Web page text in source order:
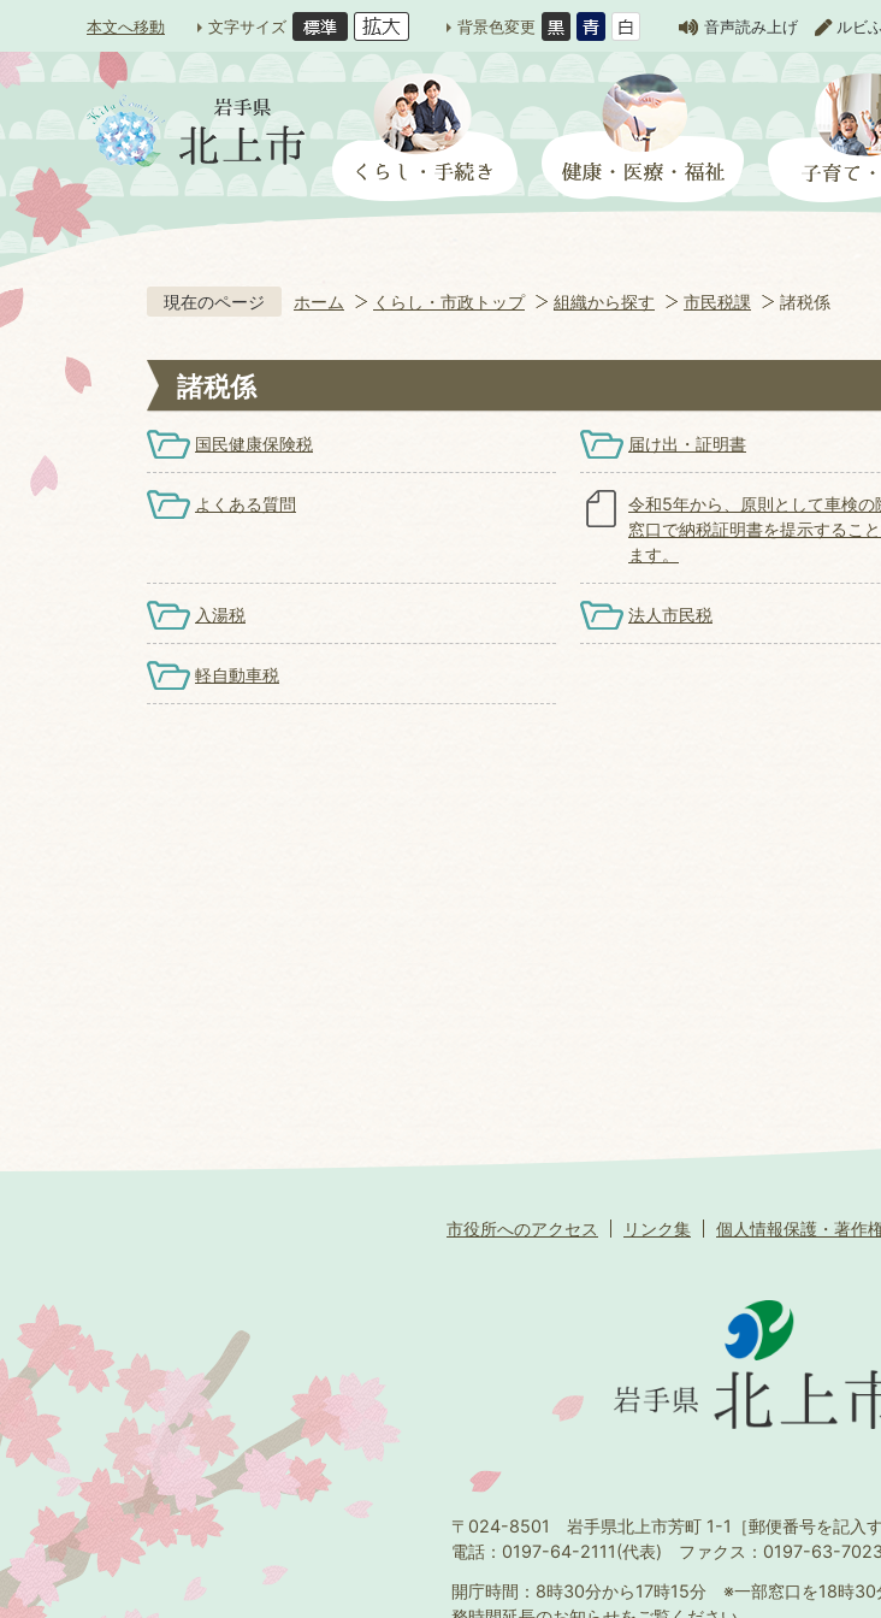
本文へ移動 文字サイズ 背景色変更 音声読み上げ ルビ
現在のページ ホーム くらし・市政トップ 組織から探す 市民税課 諸税係
諸税係
国民健康保険税 届け出・証明書
よくある質問
令和5年から、原則として車検の
窓口で納税証明書を提示するこ
ます。
入湯税 法人市民税
軽自動車税
市役所へのアクセス リンク集 個人情報保護・著作
〒024-8501 岩手県北上市芳町 1-1 ［郵便番号を記入
電話：0197-64-2111(代表) ファクス：0197-63-
開庁時間：8時30分から17時15分 ※一部窓口を18時30